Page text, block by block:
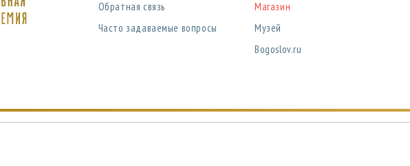
Обратная связь
Часто задаваемые вопросы
Магазин
Музей
Bogoslov.ru